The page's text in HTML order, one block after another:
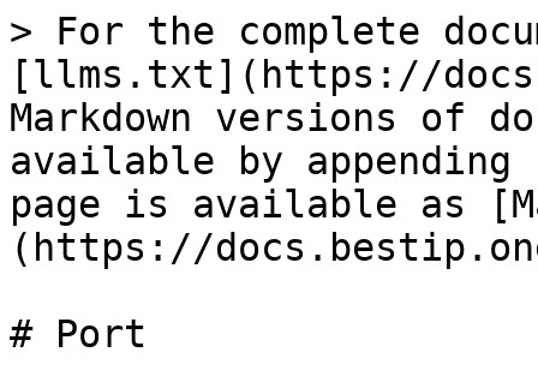
> For the complete
[llms.txt](https://
Markdown versions of
available by
page is available as
(https://
# Port